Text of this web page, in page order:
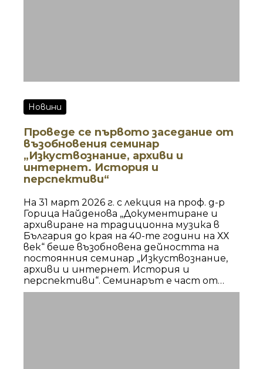
Новини
Проведе се първото заседание от
възобновения семинар
„Изкуствознание, архиви и
интернет. История и
перспективи“
На 31 март 2026 г. с лекция на проф. д-р
Горица Найденова „Документиране и
архивиране на традиционна музика в
България до края на 40-те години на ХХ
век“ беше възобновена дейността на
постоянния семинар „Изкуствознание,
архиви и интернет. История и
перспективи“. Семинарът е част от
дейностите на екипа, работещ върху